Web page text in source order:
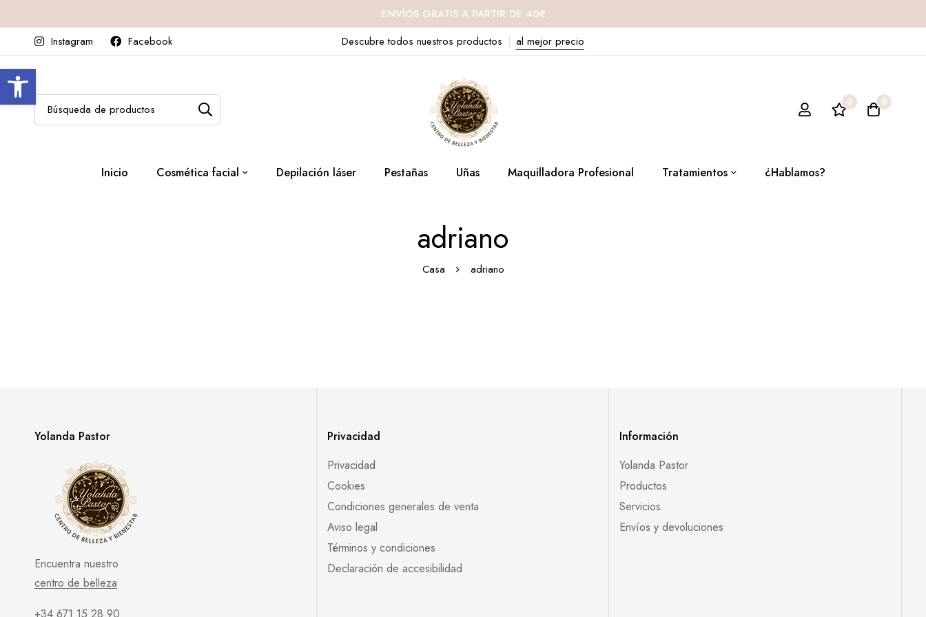
Abrir barra de herramientas
ENVÍOS GRATIS A PARTIR DE 40€
Instagram
Facebook Descubre todos nuestros productos al mejor precio
0 0
Inicio Cosmética facial Depilación láser Pestañas Uñas Maquilladora Profesional Tratamientos ¿Hablamos?
adriano
Casa adriano
Yolanda Pastor
Encuentra nuestro
centro de belleza
+34 671 15 28 90
Privacidad
Privacidad
Cookies
Condiciones generales de venta
Aviso legal
Términos y condiciones
Declaración de accesibilidad
Información
Yolanda Pastor
Productos
Servicios
Envíos y devoluciones